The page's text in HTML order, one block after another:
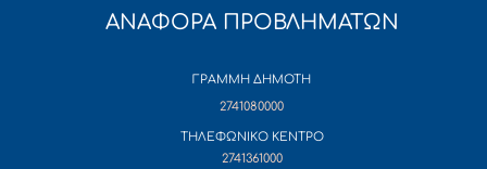
ΑΝΑΦΟΡΑ ΠΡΟΒΛΗΜΑΤΩΝ
ΓΡΑΜΜΗ ΔΗΜΟΤΗ
2741080000
ΤΗΛΕΦΩΝΙΚΟ ΚΕΝΤΡΟ
2741361000